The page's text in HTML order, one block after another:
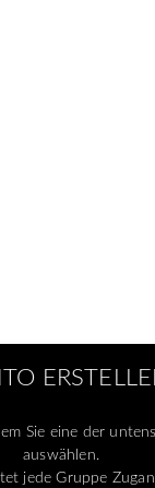
Sie eine der
auswählen.
jede Gruppe